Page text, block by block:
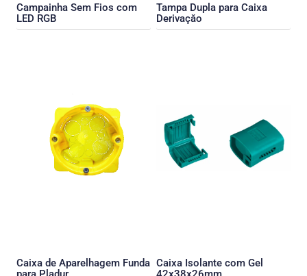
Campainha Sem Fios com
LED RGB
Tampa Dupla para Caixa
Derivaçăo
Caixa de Aparelhagem Funda Caixa Isolante com Gel